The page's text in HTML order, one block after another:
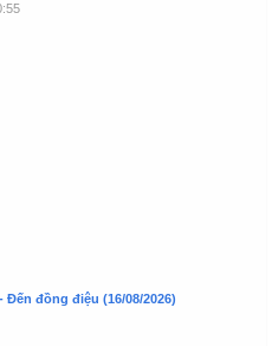
Đến đồng điệu (16/08/2026)